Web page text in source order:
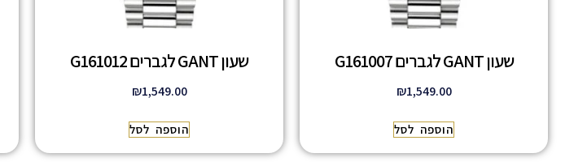
שעון GANT לגברים G161007
₪1,549.00
הוספה לסל
שעון GANT לגברים G161012
₪1,549.00
הוספה לסל